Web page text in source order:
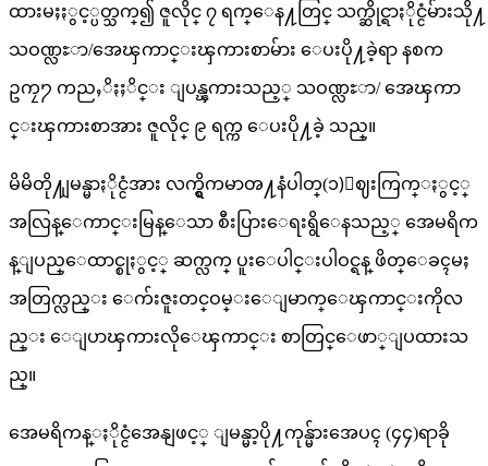
ထားမႈႏွင့္ပတ္သက္၍ ဇူလိုင္ ၇ ရက္ေန႔တြင္ သက္ဆိုင္ရာႏိုင္ငံမ်ားသို႔
သဝဏ္လႊာ/အေၾကာင္းၾကားစာမ်ား ေပးပို႔ခဲ့ရာ နစက
ဥကၠ႒ ​ကညႇိႏႈိင္း ျပန္ၾကားသည့္ သဝဏ္လႊာ/ အေၾကာ
င္းၾကားစာအား ဇူလိုင္ ၉ ရက္က ေပးပို႔ခဲ့ သည္။
မိမိတို႔ျမန္မာႏိုင္ငံအား လက္ရွိကမာၻ႔နံပါတ္(၁)ေဈးကြက္ႏွင့္
အလြန္ေကာင္းမြန္ေသာ စီးပြားေရးရွိေနသည့္ အေမရိက
န္ျပည္ေထာင္စုႏွင့္ ဆက္လက္ ပူးေပါင္းပါဝင္ရန္ ဖိတ္ေခၚမႈ
အတြက္လည္း ေက်းဇူးတင္ဝမ္းေျမာက္ေၾကာင္းကိုလ
ည္း ေျပာၾကားလိုေၾကာင္း စာတြင္ေဖာ္ျပထားသ
ည္။
အေမရိကန္ႏိုင္ငံအေနျဖင့္ ျမန္မာ့ပို႔ကုန္မ်ားအေပၚ (၄၄)ရာခို